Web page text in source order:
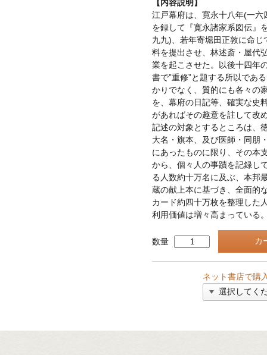
【内容説明】
江戸幕府は、寛永十八年(一
を録して『寛永諸家系図伝』
九九)、若年寄堀田正敦に命
料を提出させ、林述斎・屋代
業を起こさせた。以後十四年
書で”重修”と題する所以であ
かりでなく、質的にも各々の
を、幕府の日記等、確実な史
があればその趣意を註して改
記述の対象とするところは、
大名・旗本、及び医師・同朋
にあったものに限り、その本
から、個々人の事蹟を記録し
る人数約十万名に及ぶ、本邦
蔵の献上本に基づき、全面的
カード約四十万枚を整理した
利用価値は増々高まっている
数量
ネット書店で購